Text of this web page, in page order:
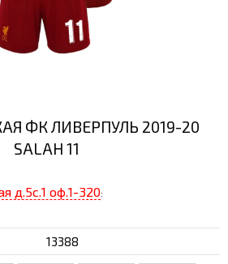
ФК ЛИВЕРПУЛЬ 2019-20
SALAH 11
д.5с.1 оф.1-320:
13388